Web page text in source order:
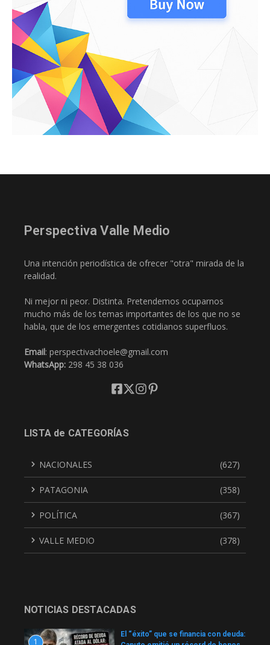
Perspectiva Valle Medio
Una intención periodística de ofrecer "otra" mirada de la
realidad.
Ni mejor ni peor. Distinta. Pretendemos ocuparnos
mucho más de los temas importantes de los que no se
habla, que de los emergentes cotidianos superfluos.
Email: perspectivachoele@gmail.com
WhatsApp: 298 45 38 036
LISTA de CATEGORÍAS
NACIONALES (627)
PATAGONIA (358)
POLÍTICA (367)
VALLE MEDIO (378)
NOTICIAS DESTACADAS
1
El “éxito” que se financia con deuda: